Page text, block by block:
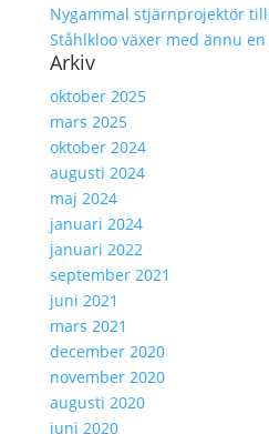
Nygammal stjärnprojektör
Ståhlkloo växer med ännu
Arkiv
oktober 2025
mars 2025
oktober 2024
augusti 2024
maj 2024
januari 2024
januari 2022
september 2021
juni 2021
mars 2021
december 2020
november 2020
augusti 2020
juni 2020